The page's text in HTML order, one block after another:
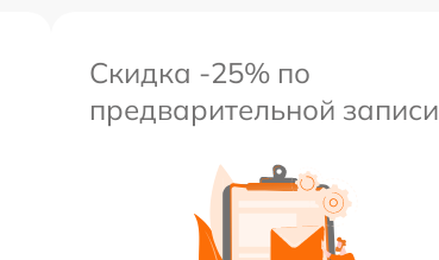
Скидка -25% по
предварительной записи